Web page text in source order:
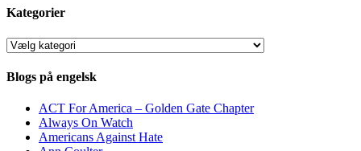
Kategorier
Kategorier
Blogs på engelsk
ACT For America – Golden Gate Chapter
Always On Watch
Americans Against Hate